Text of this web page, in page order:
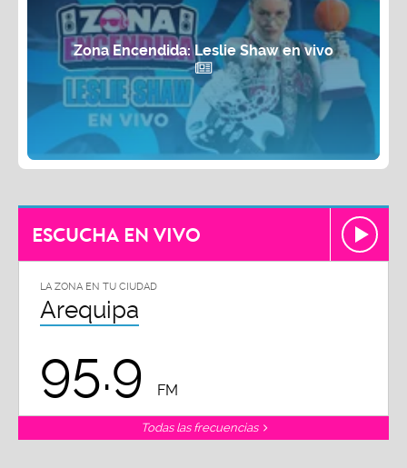
Zona Encendida: Leslie Shaw en vivo
ESCUCHA EN VIVO
LA ZONA EN TU CIUDAD
Arequipa
95.9 FM
Todas las frecuencias